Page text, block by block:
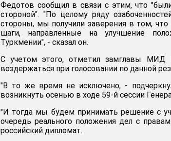
Федотов сообщил в связи с этим, что
стороной". "По целому ряду
стороны, мы получили заверения в том,
шаги, направленные на улучшение
Туркмении", - сказал он.
С учетом этого, отметил замглавы МИД
воздержаться при голосовании по данной
"В то же время не исключено, -
возникнуть осенью в ходе 59-й сессии
"И тогда мы будем принимать решение с
очередь реального положения дел с
российский дипломат.